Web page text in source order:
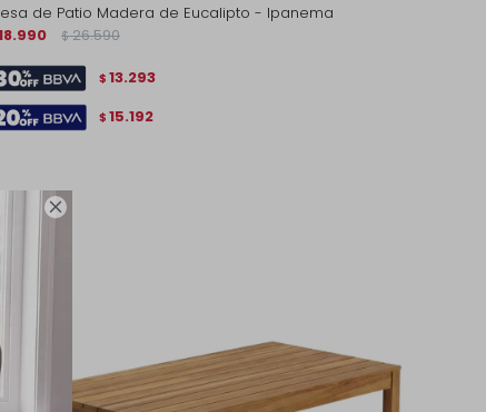

de Patio Madera de Eucalipto - Ipanema
$ 26.590
$ 13.293
$ 15.192